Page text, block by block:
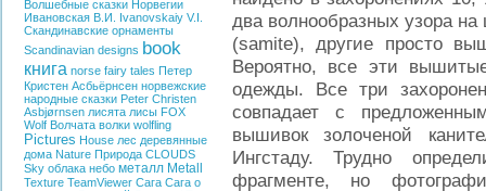
Волшебные сказки Норвегии
Ивановская В.И.
Ivanovskaiy V.I.
Скандинавские орнаменты
Scandinavian designs book
книга norse fairy tales Петер
Кристен Асбьёрнсен норвежские
народные сказки Peter Christen
Asbjørnsen лисята лисы FOX
Wolf Волчата волки wolfling
Pictures House лес деревянные
дома Nature Природа CLOUDS
Sky облака небо металл Metall
Texture TeamViewer Сага Сага о
два волнообразных узора
(samite), другие просто
Вероятно, все эти
одежды. Все три
совпадает с
вышивок золоченой
Ингстаду. Трудно
фрагменте, но